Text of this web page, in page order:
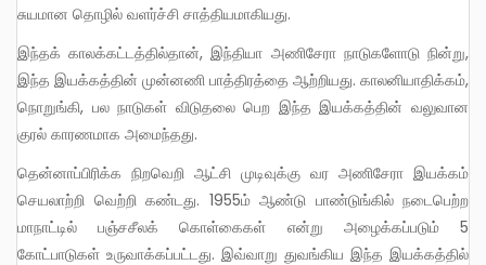
சுயமான தொழில் வளர்ச்சி சாத்தியமாகியது.
இந்தக் காலக்கட்டத்தில்தான், இந்தியா அணிசேரா நாடுகளோடு நின்று,
இந்த இயக்கத்தின் முன்னணி பாத்திரத்தை ஆற்றியது. காலனியாதிக்கம்,
நொறுங்கி, பல நாடுகள் விடுதலை பெற இந்த இயக்கத்தின் வலுவான
குரல் காரணமாக அமைந்தது.
தென்னாப்பிரிக்க நிறவெறி ஆட்சி முடிவுக்கு வர அணிசேரா இயக்கம்
செயலாற்றி வெற்றி கண்டது. 1955ம் ஆண்டு பாண்டுங்கில் நடைபெற்ற
மாநாட்டில் பஞ்சசீலக் கொள்கைகள் என்று அழைக்கப்படும் 5
கோட்பாடுகள் உருவாக்கப்பட்டது. இவ்வாறு துவங்கிய இந்த இயக்கத்தில்